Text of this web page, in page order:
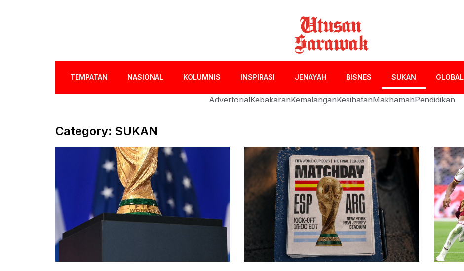
TEMPATAN NASIONAL KOLUMNIS INSPIRASI JENAYAH BISNES SUKAN GLOBAL
AdvertorialKebakaranKemalanganKesihatanMakhamahPendidikan
Category: SUKAN